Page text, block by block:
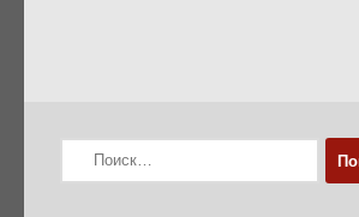
Найти: